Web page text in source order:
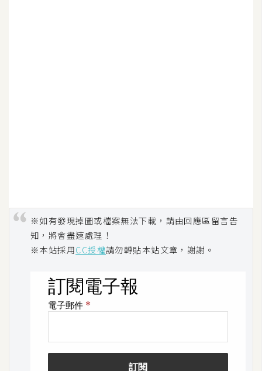
※如有發現掉圖或檔案無法下載，請由回應區留言告
知，將會盡速處理！
※本站採用CC授權請勿轉貼本站文章，謝謝。